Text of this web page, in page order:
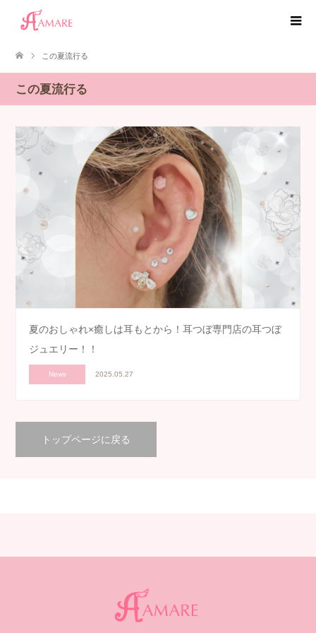
この夏流行る
この夏流行る
夏のおしゃれ×癒しは耳もとから！耳つぼ専門店の耳つぼ
ジュエリー！！
News 2025.05.27
トップページに戻る